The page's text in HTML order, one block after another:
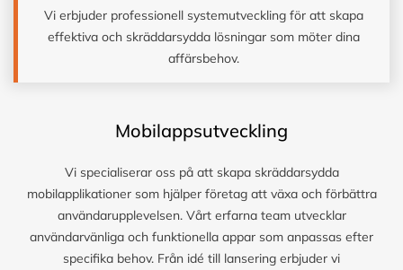
Vi erbjuder professionell systemutveckling för att skapa
effektiva och skräddarsydda lösningar som möter dina
affärsbehov.
Mobilappsutveckling
Vi specialiserar oss på att skapa skräddarsydda
mobilapplikationer som hjälper företag att växa och förbättra
användarupplevelsen. Vårt erfarna team utvecklar
användarvänliga och funktionella appar som anpassas efter
specifika behov. Från idé till lansering erbjuder vi